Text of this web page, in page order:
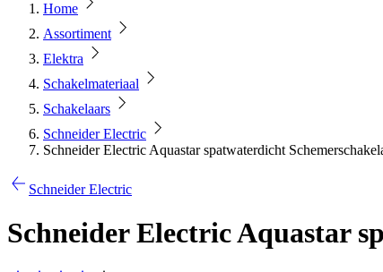
Home
Assortiment
Elektra
Schakelmateriaal
Schakelaars
Schneider Electric
Schneider Electric Aquastar spatwaterdicht
Schneider Electric
Schneider Electric Aquastar